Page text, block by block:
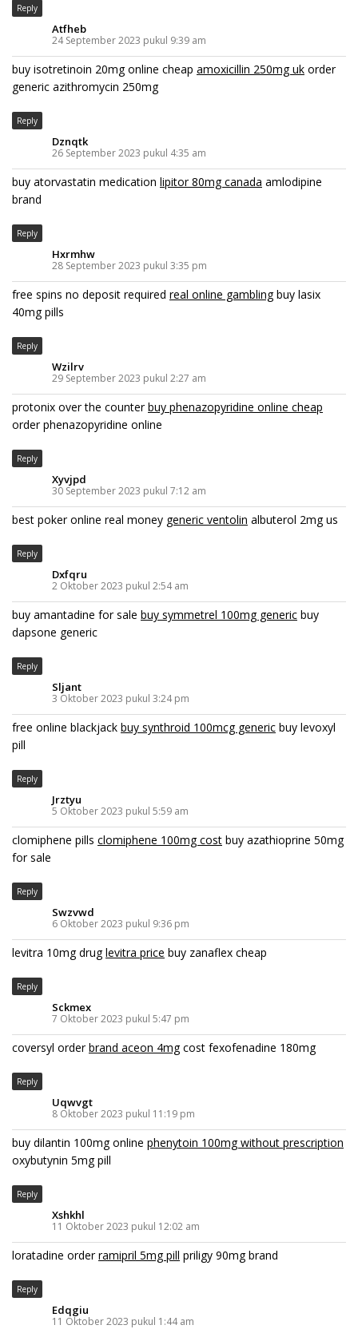
Reply
Atfheb
24 September 2023 pukul 9:39 am
buy isotretinoin 20mg online cheap amoxicillin 250mg uk order
generic azithromycin 250mg
Reply
Dznqtk
26 September 2023 pukul 4:35 am
buy atorvastatin medication lipitor 80mg canada amlodipine
brand
Reply
Hxrmhw
28 September 2023 pukul 3:35 pm
free spins no deposit required real online gamblingbuy lasix
40mg pills
Reply
Wzilrv
29 September 2023 pukul 2:27 am
protonix over the counterbuy phenazopyridine online cheap
order phenazopyridine online
Reply
Xyvjpd
30 September 2023 pukul 7:12 am
best poker online real money generic ventolin albuterol 2mg us
Reply
Dxfqru
2 Oktober 2023 pukul 2:54 am
buy amantadine for sale buy symmetrel 100mg generic buy
dapsone generic
Reply
Sljant
3 Oktober 2023 pukul 3:24 pm
free online blackjack buy synthroid 100mcg generic buy levoxyl
pill
Reply
Jrztyu
5 Oktober 2023 pukul 5:59 am
clomiphene pills clomiphene 100mg cost buy azathioprine 50mg
for sale
Reply
Swzvwd
6 Oktober 2023 pukul 9:36 pm
levitra 10mg druglevitra price buy zanaflex cheap
Reply
Sckmex
7 Oktober 2023 pukul 5:47 pm
coversyl orderbrand aceon 4mgcost fexofenadine 180mg
Reply
Uqwvgt
8 Oktober 2023 pukul 11:19 pm
buy dilantin 100mg online phenytoin 100mg without prescription
oxybutynin 5mg pill
Reply
Xshkhl
11 Oktober 2023 pukul 12:02 am
loratadine orderramipril 5mg pill priligy 90mg brand
Reply
Edqgiu
11 Oktober 2023 pukul 1:44 am